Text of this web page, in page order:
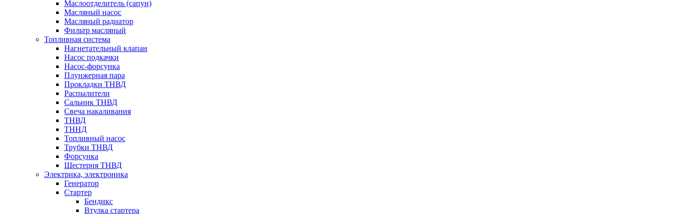
Маслоотделитель (сапун)
Масляный насос
Масляный радиатор
Фильтр масляный
Топливная система
Нагнетательный клапан
Насос подкачки
Насос-форсунка
Плунжерная пара
Прокладки ТНВД
Распылители
Сальник ТНВД
Свеча накаливания
ТНВД
ТННД
Топливный насос
Трубки ТНВД
Форсунка
Шестерня ТНВД
Электрика, электроника
Генератор
Стартер
Бендикс
Втулка стартера